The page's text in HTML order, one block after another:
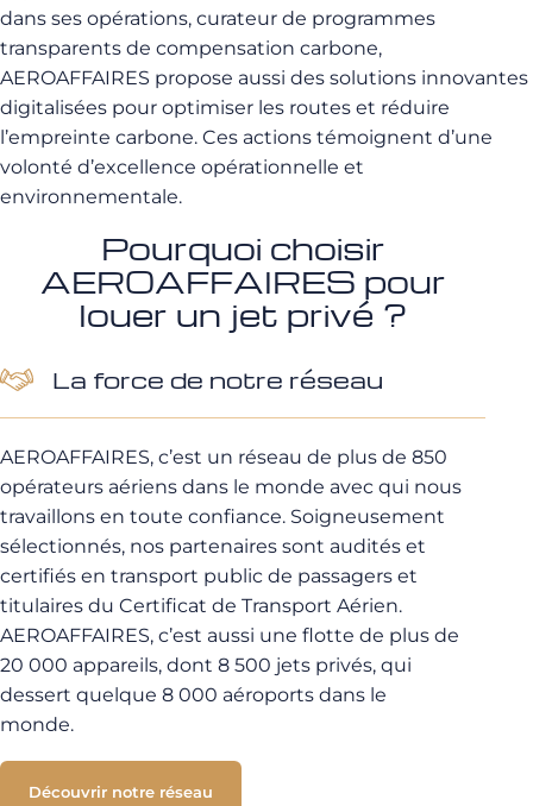
dans ses opérations, curateur de programmes
transparents de compensation carbone,
AEROAFFAIRES propose aussi des solutions innovantes
digitalisées pour optimiser les routes et réduire
l’empreinte carbone. Ces actions témoignent d’une
volonté d’excellence opérationnelle et
environnementale.
Pourquoi choisir
AEROAFFAIRES pour
louer un jet privé ?
La force de notre réseau
AEROAFFAIRES, c’est un réseau de plus de 850
opérateurs aériens dans le monde avec qui nous
travaillons en toute confiance. Soigneusement
sélectionnés, nos partenaires sont audités et
certifiés en transport public de passagers et
titulaires du Certificat de Transport Aérien.
AEROAFFAIRES, c’est aussi une flotte de plus de
20 000 appareils, dont 8 500 jets privés, qui
dessert quelque 8 000 aéroports dans le
monde.
Découvrir notre réseau